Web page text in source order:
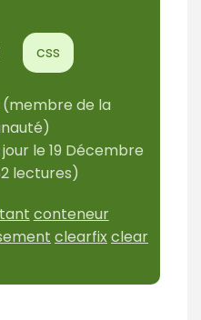
css
(membre de la
le 19 Décembre
lectures)
conteneur
clearfixclear